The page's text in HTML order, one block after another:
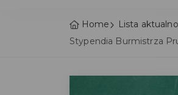
Home
Lista
Stypendia Burmistrza